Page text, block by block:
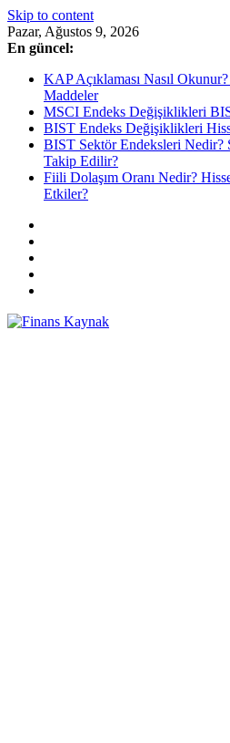
Skip to content
Pazar, Ağustos 9, 2026
En güncel:
KAP Açıklaması Nasıl
Maddeler
MSCI Endeks Değişiklikleri
BIST Endeks Değişiklikleri
BIST Sektör Endeksleri Nedir?
Takip Edilir?
Fiili Dolaşım Oranı Nedir?
Etkiler?